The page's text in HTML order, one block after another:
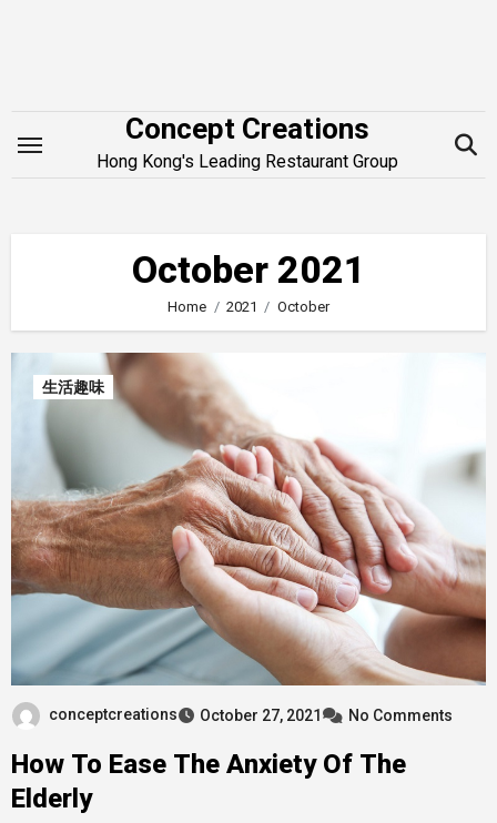
Concept Creations
Hong Kong's Leading Restaurant Group
October 2021
Home 2021 October
生活趣味
conceptcreations October 27, 2021 No Comments
How To Ease The Anxiety Of The
Elderly